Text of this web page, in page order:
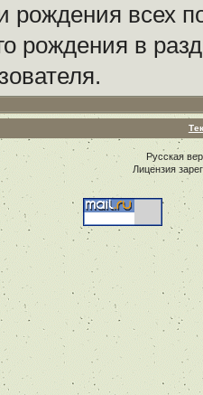
рождения всех
рождения в
Русская
Лицензия